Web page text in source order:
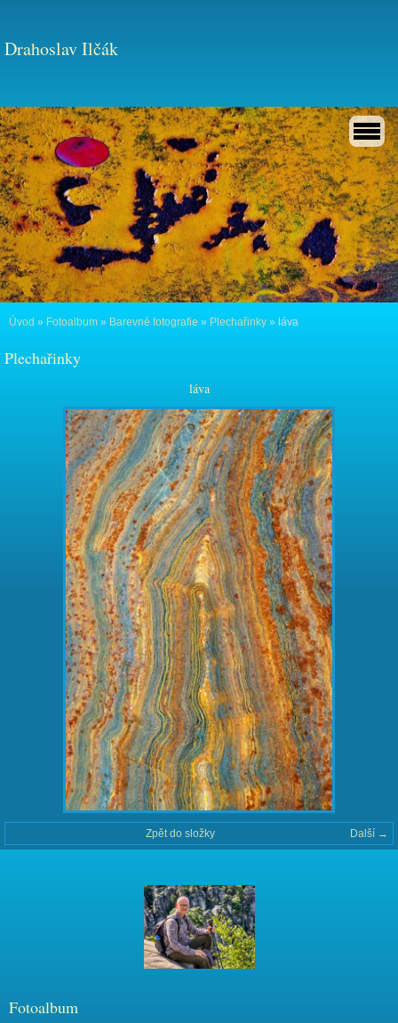
Drahoslav Ilčák
Úvod » Fotoalbum » Barevné fotografie » Plechařinky » láva
Plechařinky
láva
Další →
Zpět do složky
Fotoalbum